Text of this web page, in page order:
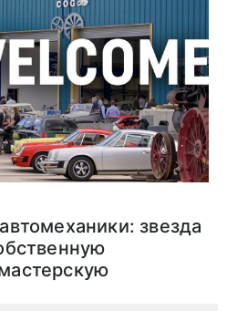
звезда